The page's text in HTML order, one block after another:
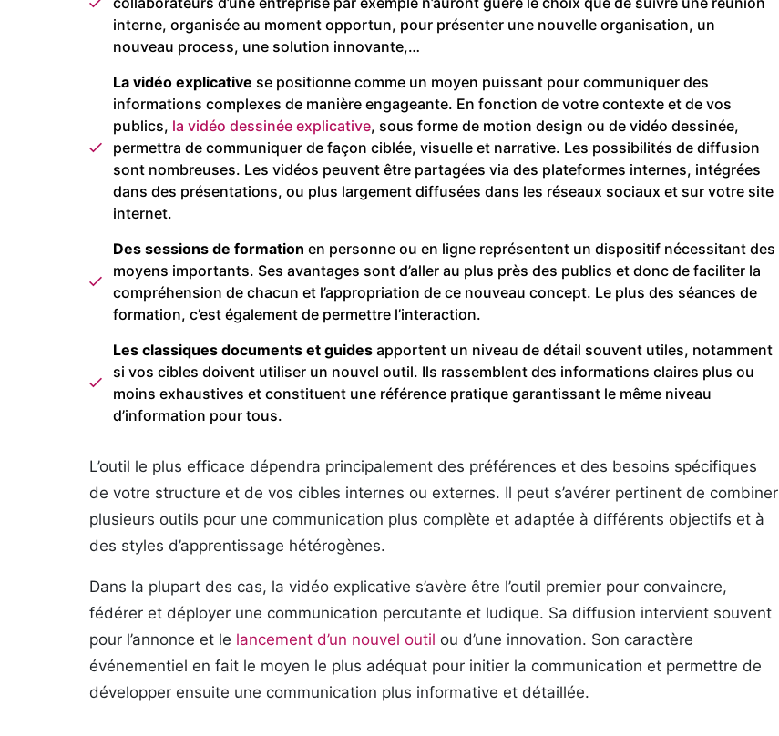
interne, organisée au moment opportun, pour présenter une nouvelle organisation, un
nouveau process, une solution innovante,…
La vidéo explicative se positionne comme un moyen puissant pour communiquer des
informations complexes de manière engageante. En fonction de votre contexte et de vos
publics, la vidéo dessinée explicative, sous forme de motion design ou de vidéo dessinée,
permettra de communiquer de façon ciblée, visuelle et narrative. Les possibilités de diffusion
sont nombreuses. Les vidéos peuvent être partagées via des plateformes internes, intégrées
dans des présentations, ou plus largement diffusées dans les réseaux sociaux et sur votre site
internet.
Des sessions de formation en personne ou en ligne représentent un dispositif nécessitant des
moyens importants. Ses avantages sont d’aller au plus près des publics et donc de faciliter la
compréhension de chacun et l’appropriation de ce nouveau concept. Le plus des séances de
formation, c’est également de permettre l’interaction.
Les classiques documents et guidesapportent un niveau de détail souvent utiles, notamment
si vos cibles doivent utiliser un nouvel outil. Ils rassemblent des informations claires plus ou
moins exhaustives et constituent une référence pratique garantissant le même niveau
d’information pour tous.
L’outil le plus efficace dépendra principalement des préférences et des besoins spécifiques
de votre structure et de vos cibles internes ou externes. Il peut s’avérer pertinent de combiner
plusieurs outils pour une communication plus complète et adaptée à différents objectifs et à
des styles d’apprentissage hétérogènes.
Dans la plupart des cas, la vidéo explicative s’avère être l’outil premier pour convaincre,
fédérer et déployer une communication percutante et ludique. Sa diffusion intervient souvent
pour l’annonce et le lancement d’un nouvel outil ou d’une innovation. Son caractère
événementiel en fait le moyen le plus adéquat pour initier la communication et permettre de
développer ensuite une communication plus informative et détaillée.